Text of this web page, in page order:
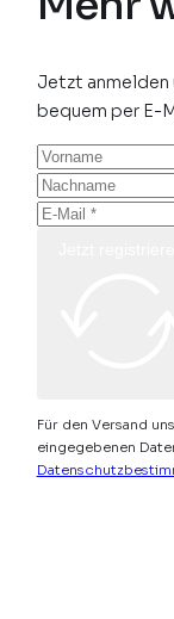
Jetzt anmelden
bequem per E-
Für den Versand
eingegebenen